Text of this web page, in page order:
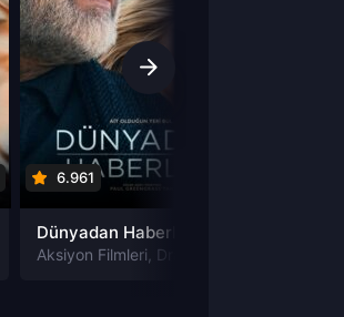
6.961
Aksiyon Filmleri Dram Filmleri